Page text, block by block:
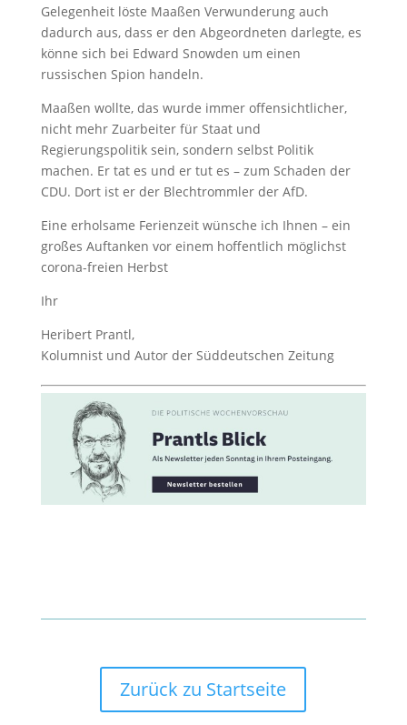
Gelegenheit löste Maaßen Verwunderung auch
dadurch aus, dass er den Abgeordneten darlegte, es
könne sich bei Edward Snowden um einen
russischen Spion handeln.
Maaßen wollte, das wurde immer offensichtlicher,
nicht mehr Zuarbeiter für Staat und
Regierungspolitik sein, sondern selbst Politik
machen. Er tat es und er tut es – zum Schaden der
CDU. Dort ist er der Blechtrommler der AfD.
Eine erholsame Ferienzeit wünsche ich Ihnen – ein
großes Auftanken vor einem hoffentlich möglichst
corona-freien Herbst
Ihr
Heribert Prantl,
Kolumnist und Autor der Süddeutschen Zeitung
Zurück zu Startseite